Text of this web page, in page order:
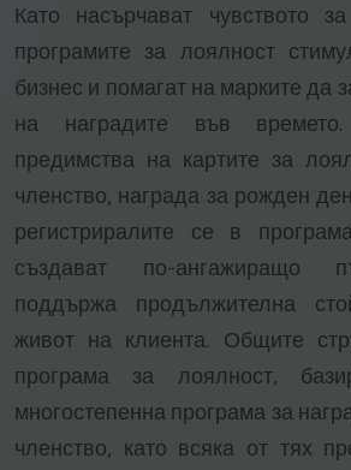
Като насърчават чувството
програмите за лоялност
бизнес и помагат на марките да
на наградите във
предимства на картите за
членство, награда за рожден
регистриралите се в
създават по-ангажиращо
поддържа продължителна
живот на клиента. Общите
програма за лоялност,
многостепенна програма за
членство, като всяка от тях